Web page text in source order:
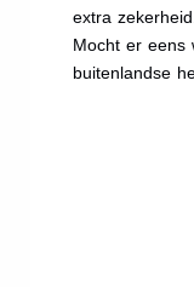
extra zekerheid.
Mocht er eens
buitenlandse